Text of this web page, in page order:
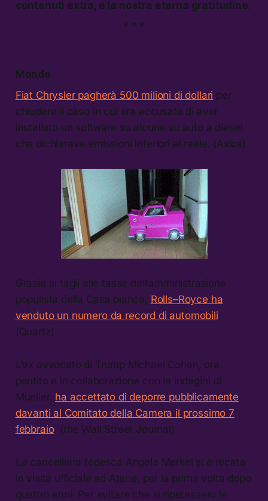
contenuti extra, e la nostra eterna gratitudine.
* * *
Mondo
Fiat Chrysler pagherà 500 milioni di dollari per
chiudere il caso in cui era accusata di aver
installato un software su alcune su auto a diesel
che dichiarava emissioni inferiori al reale. (Axios)
Grazie ai tagli alle tasse dell’amministrazione
populista della Casa bianca, Rolls–Royce ha
venduto un numero da record di automobili.
(Quartz)
L’ex avvocato di Trump Michael Cohen, ora
pentito e in collaborazione con le indagini di
Mueller, ha accettato di deporre pubblicamente
davanti al Comitato della Camera il prossimo 7
febbraio. (the Wall Street Journal)
La cancelliera tedesca Angela Merkel si è recata
in visita ufficiale ad Atene, per la prima volta dopo
quattro anni. Per evitare che si ripetessero le